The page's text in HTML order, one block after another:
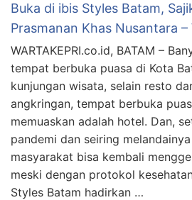
Buka di ibis Styles Batam,
Prasmanan Khas Nusantara
WARTAKEPRI.co.id, BATAM –
tempat berbuka puasa di Kota
kunjungan wisata, selain resto
angkringan, tempat berbuka
memuaskan adalah hotel. Dan,
pandemi dan seiring
masyarakat bisa kembali
meski dengan protokol
Styles Batam hadirkan …